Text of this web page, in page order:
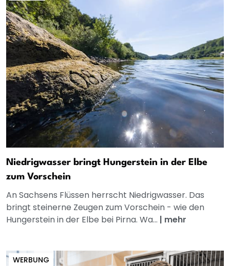
Niedrigwasser bringt Hungerstein in der Elbe
zum Vorschein
An Sachsens Flüssen herrscht Niedrigwasser. Das
bringt steinerne Zeugen zum Vorschein - wie den
Hungerstein in der Elbe bei Pirna. Wa... | mehr
WERBUNG